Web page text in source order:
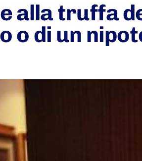
alla truffa
o di un